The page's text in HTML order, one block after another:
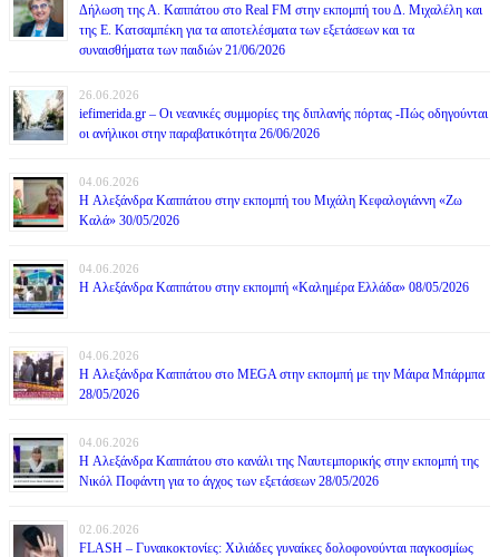
Δήλωση της Α. Καππάτου στο Real FM στην εκπομπή του Δ. Μιχαλέλη και
της Ε. Κατσαμπέκη για τα αποτελέσματα των εξετάσεων και τα
συναισθήματα των παιδιών 21/06/2026
26.06.2026
iefimerida.gr – Οι νεανικές συμμορίες της διπλανής πόρτας -Πώς οδηγούνται
οι ανήλικοι στην παραβατικότητα 26/06/2026
04.06.2026
H Αλεξάνδρα Καππάτου στην εκπομπή του Μιχάλη Κεφαλογιάννη «Ζω
Καλά» 30/05/2026
04.06.2026
H Αλεξάνδρα Καππάτου στην εκπομπή «Καλημέρα Ελλάδα» 08/05/2026
04.06.2026
H Αλεξάνδρα Καππάτου στο MEGA στην εκπομπή με την Μάιρα Mπάρμπα
28/05/2026
04.06.2026
H Αλεξάνδρα Καππάτου στο κανάλι της Ναυτεμπορικής στην εκπομπή της
Νικόλ Ποφάντη για το άγχος των εξετάσεων 28/05/2026
02.06.2026
FLASH – Γυναικοκτονίες: Χιλιάδες γυναίκες δολοφονούνται παγκοσμίως